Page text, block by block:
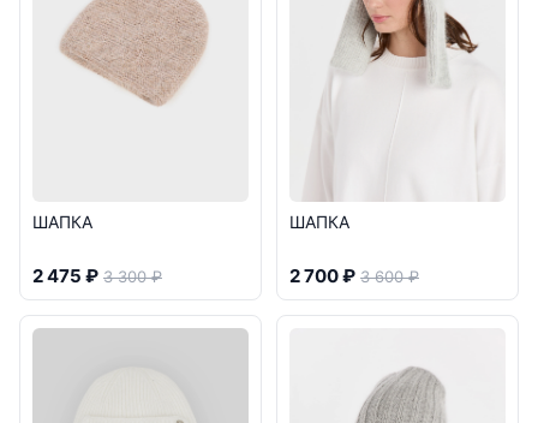
ШАПКА
2 475 ₽ 3 300 ₽
ШАПКА
2 700 ₽ 3 600 ₽